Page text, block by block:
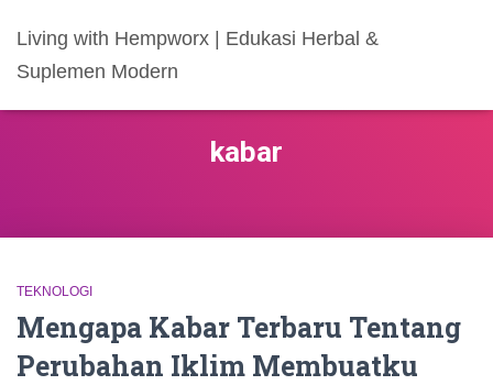
Living with Hempworx | Edukasi Herbal &
Suplemen Modern
kabar
TEKNOLOGI
Mengapa Kabar Terbaru Tentang
Perubahan Iklim Membuatku